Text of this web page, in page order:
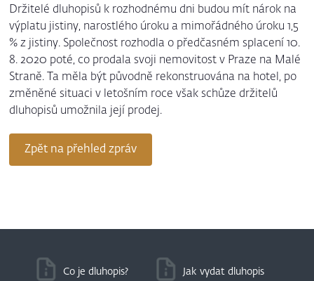
Držitelé dluhopisů k rozhodnému dni budou mít nárok na
výplatu jistiny, narostlého úroku a mimořádného úroku 1,5
% z jistiny. Společnost rozhodla o předčasném splacení 10.
8. 2020 poté, co prodala svoji nemovitost v Praze na Malé
Straně. Ta měla být původně rekonstruována na hotel, po
změněné situaci v letošním roce však schůze držitelů
dluhopisů umožnila její prodej.
Zpět na přehled zpráv
Co je dluhopis? Jak vydat dluhopis